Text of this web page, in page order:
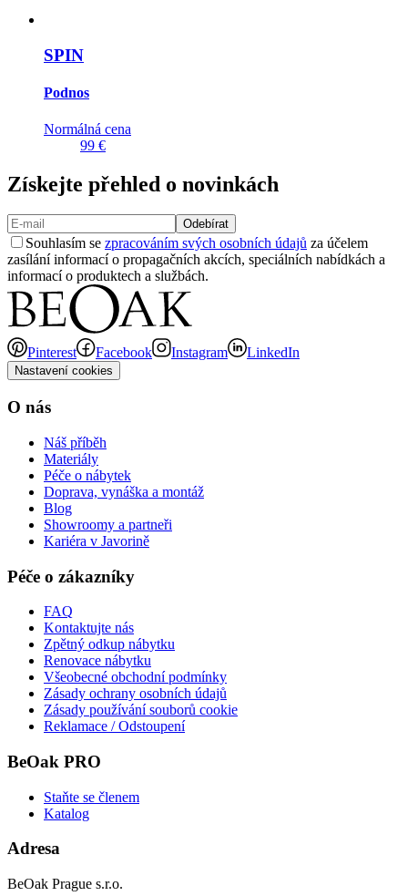
SPIN
Podnos
Normálná cena
99 €
Získejte přehled o novinkách
Odebírat
Souhlasím se zpracováním svých osobních údajů za účelem
zasílání informací o propagačních akcích, speciálních nabídkách a
informací o produktech a službách.
Pinterest Facebook Instagram LinkedIn
Nastavení cookies
O nás
Náš příběh
Materiály
Péče o nábytek
Doprava, vynáška a montáž
Blog
Showroomy a partneři
Kariéra v Javorině
Péče o zákazníky
FAQ
Kontaktujte nás
Zpětný odkup nábytku
Renovace nábytku
Všeobecné obchodní podmínky
Zásady ochrany osobních údajů
Zásady používání souborů cookie
Reklamace / Odstoupení
BeOak PRO
Staňte se členem
Katalog
Adresa
BeOak Prague s.r.o.